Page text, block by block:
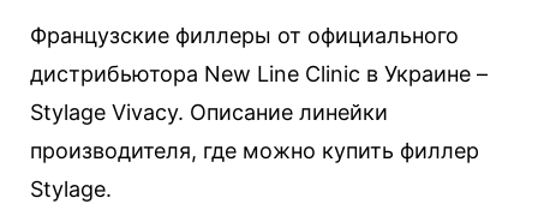
Французские филлеры от официального
дистрибьютора New Line Clinic в Украине –
Stylage Vivacy. Описание линейки
производителя, где можно купить филлер
Stylage.